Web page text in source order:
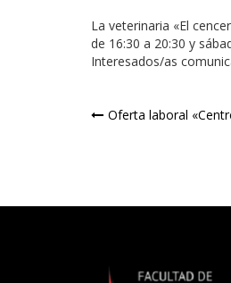
La veterinaria «El
de 16:30 a 20:30 y
Interesados/as
Oferta laboral